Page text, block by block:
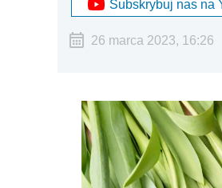
Subskrybuj nas na
26 marca 2023, 16:26